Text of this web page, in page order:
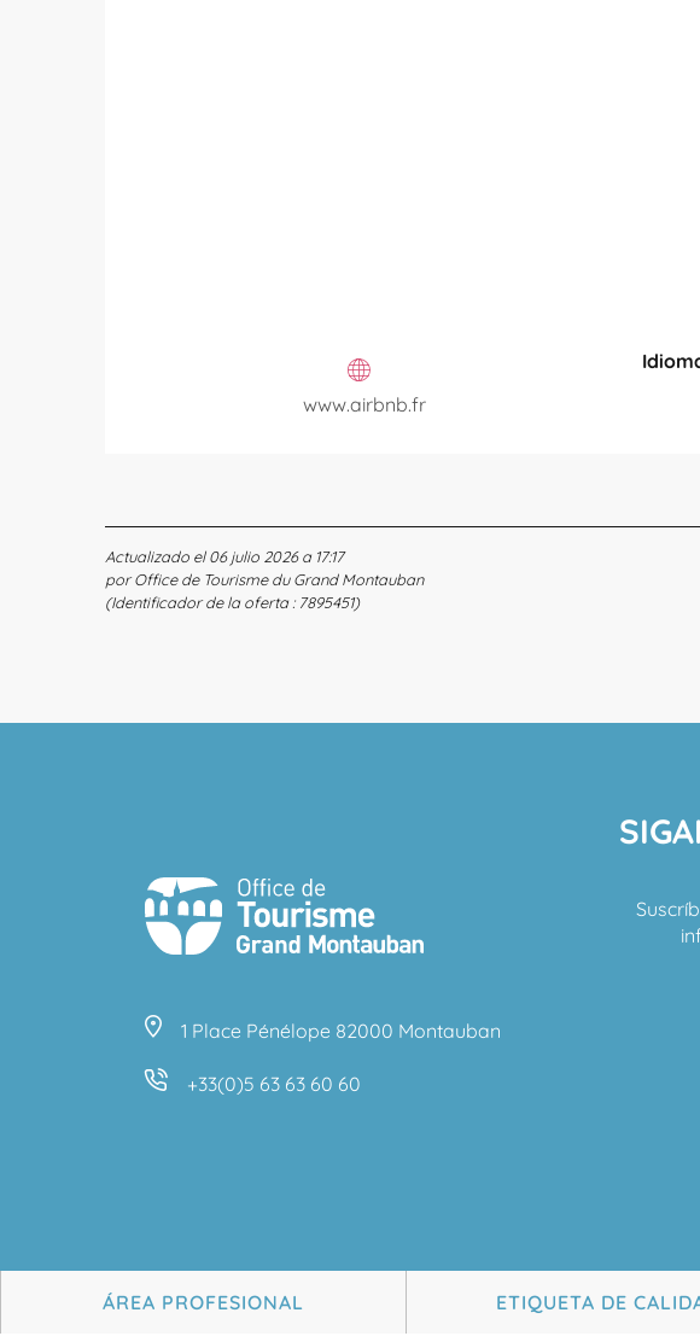
www.airbnb.fr
Actualizado el 06 julio 2026 a 17:17
por Office de Tourisme du Grand Montauban
(Identificador de la oferta : 7895451)
1 Place Pénélope 82000 Montauban
+33(0)5 63 63 60 60
ÁREA PROFESIONAL ETIQUETA DE